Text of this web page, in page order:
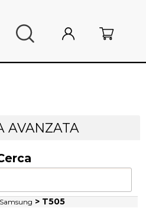
smartphone
Mac
AVANZATA
Samsung > T505